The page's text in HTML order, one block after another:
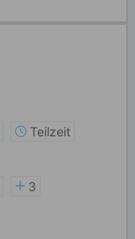
Teilzeit
3